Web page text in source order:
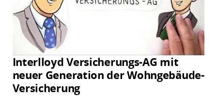
Interlloyd Versicherungs-AG mit
neuer Generation der Wohngebäude-
Versicherung